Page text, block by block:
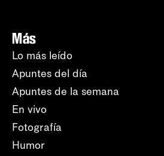
Más
Lo más leído
Apuntes del día
Apuntes de la semana
En vivo
Fotografía
Humor